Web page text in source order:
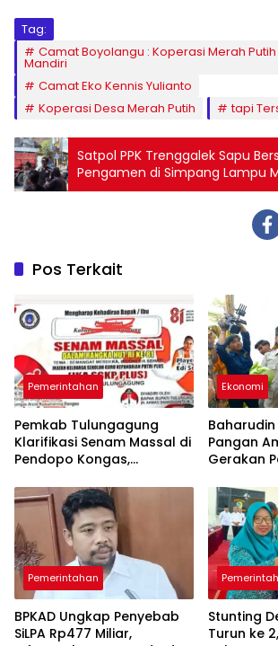
Tag:
Camat Boyolangu : Koperasi Merah
Mandiri
Camat Eko Kennis Yulianto
Koperasi Desa Merah Putih
tapi
Satpol PPK Trenggalek Sapu
Pengamen di Simpang Lampu
Pos Terkait
Pemerintahan
Pemkab Tulungagung
Klarifikasi Senam Massal di
Pendopo Kongas,
Resmi Daerah
Ekonomi
Pangan
Gerakan
Pemerintahan
BPKAD Ungkap Penyebab
SiLPA Rp477 Miliar,
Stunting
Turun ke